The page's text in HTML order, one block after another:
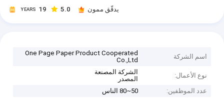
19
YEARS 5.0 يدقّق ممون
اسم الشركة
One Page Paper Product Cooperated
Co.,Ltd
نوع الأعمال:
الشركة المصنعة
المصدر
عدد الموظفين:
50~80 الناس